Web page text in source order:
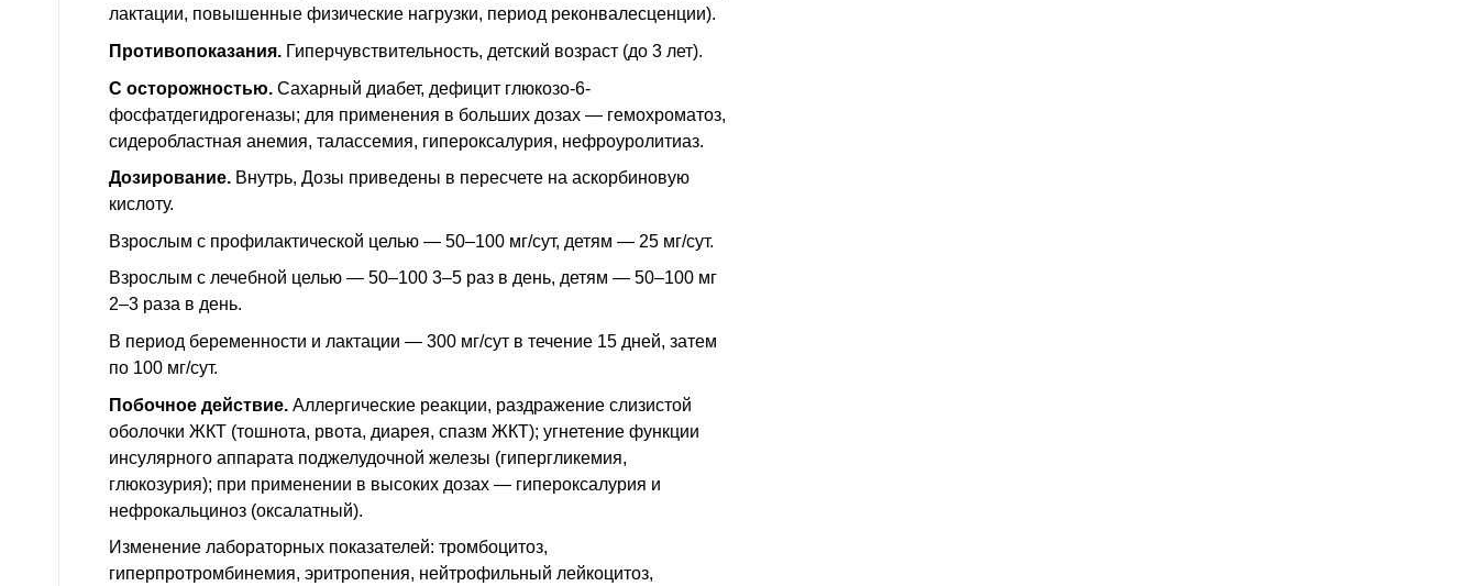
лактации, повышенные физические нагрузки, период реконвалесценции).
Противопоказания. Гиперчувствительность, детский возраст (до 3 лет).
С осторожностью. Сахарный диабет, дефицит глюкозо-6-
фосфатдегидрогеназы; для применения в больших дозах — гемохроматоз,
сидеробластная анемия, талассемия, гипероксалурия, нефроуролитиаз.
Дозирование. Внутрь, Дозы приведены в пересчете на аскорбиновую
кислоту.
Взрослым с профилактической целью — 50–100 мг/сут, детям — 25 мг/сут.
Взрослым с лечебной целью — 50–100 3–5 раз в день, детям — 50–100 мг
2–3 раза в день.
В период беременности и лактации — 300 мг/сут в течение 15 дней, затем
по 100 мг/сут.
Побочное действие. Аллергические реакции, раздражение слизистой
оболочки ЖКТ (тошнота, рвота, диарея, спазм ЖКТ); угнетение функции
инсулярного аппарата поджелудочной железы (гипергликемия,
глюкозурия); при применении в высоких дозах — гипероксалурия и
нефрокальциноз (оксалатный).
Изменение лабораторных показателей: тромбоцитоз,
гиперпротромбинемия, эритропения, нейтрофильный лейкоцитоз,